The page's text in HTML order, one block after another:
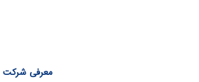
معرفی شرکت